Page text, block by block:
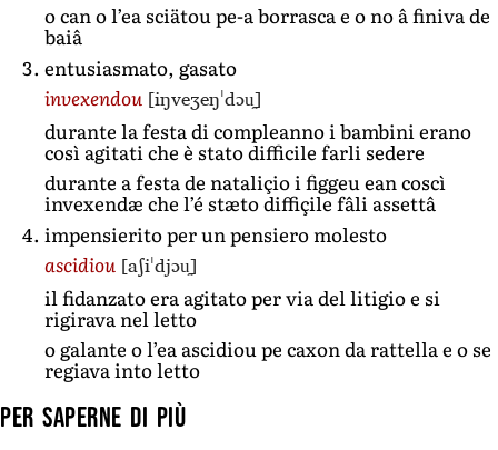
o can o l’ea sciätou pe-a borrasca e o no â finiva de
baiâ
entusiasmato, gasato
invexendou [iŋveʒeŋˈdɔu̯]
durante la festa di compleanno i bambini erano
così agitati che è stato difficile farli sedere
durante a festa de nataliçio i figgeu ean coscì
invexendæ che l’é stæto diffiçile fâli assettâ
impensierito per un pensiero molesto
ascidiou [aʃiˈdjɔu̯]
il fidanzato era agitato per via del litigio e si
rigirava nel letto
o galante o l’ea ascidiou pe caxon da rattella e o se
regiava into letto
Per saperne di più